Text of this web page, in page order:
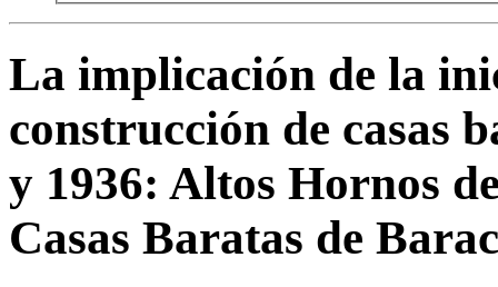
La implicación de la
construcción de casas
y 1936: Altos Hornos
Casas Baratas de